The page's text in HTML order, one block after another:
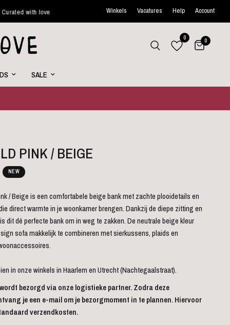
Binnen 48 uur verstuurd* Wekelijks nieuwe favorites
Winkels Vacatures Help Account
0 0
SALE
PINK / BEIGE
NEW
/ Beige is een comfortabele beige bank met zachte plooidetails en
direct warmte in je woonkamer brengen. Dankzij de diepe zitting en
dit dé perfecte bank om in weg te zakken. De neutrale beige kleur
sofa makkelijk te combineren met sierkussens, plaids en
in onze winkels in Haarlem en Utrecht (Nachtegaalstraat).
bezorgd via onze logistieke partner. Zodra deze
je een e-mail om je bezorgmoment in te plannen. Hiervoor
verzendkosten.